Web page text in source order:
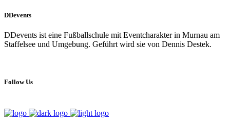
DDevents
DDevents ist eine Fußballschule mit Eventcharakter in Murnau am
Staffelsee und Umgebung. Geführt wird sie von Dennis Destek.
Follow Us